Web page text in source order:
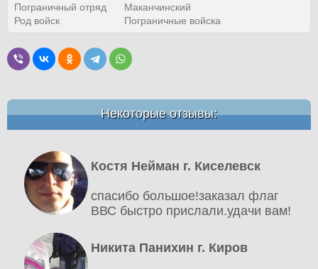
Пограничный отряд
Маканчинский
Род войск
Пограничные войска
Некоторые отзывы:
Костя Нейман г. Киселевск
спасибо большое!заказал флаг
ВВС быстро прислали.удачи вам!
Никита Панихин г. Киров